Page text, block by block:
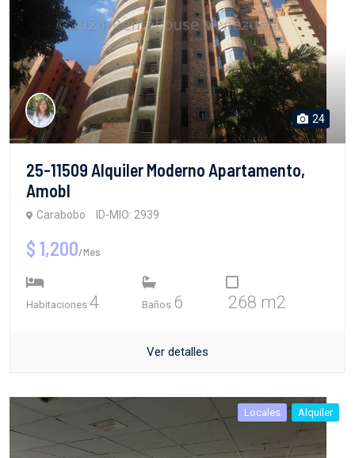
24
25-11509 Alquiler Moderno Apartamento,
Amobl
Carabobo ID-MIO: 2939
$ 1,200/Mes
Habitaciones 4 Baños 6 268 m2
Ver detalles
Locales Alquiler